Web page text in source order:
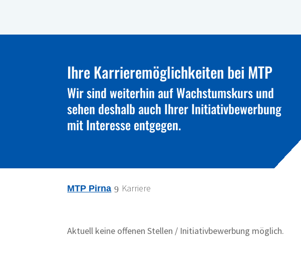
Ihre Karrieremöglichkeiten bei MTP
Wir sind weiterhin auf Wachstumskurs und
sehen deshalb auch Ihrer Initiativbewerbung
mit Interesse entgegen.
MTP Pirna Karriere
Aktuell keine offenen Stellen / Initiativbewerbung möglich.